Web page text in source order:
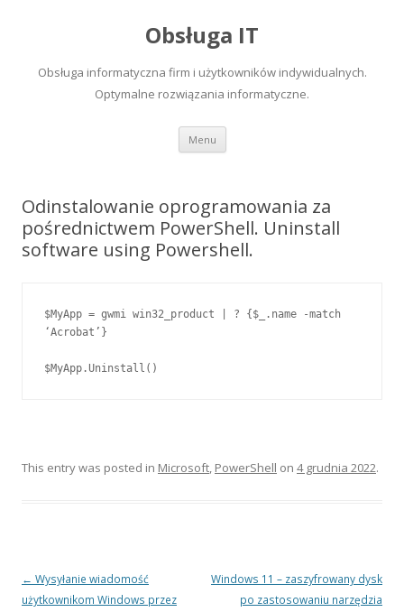
Obsługa IT
Obsługa informatyczna firm i użytkowników indywidualnych.
Optymalne rozwiązania informatyczne.
Menu
Skip to content
Odinstalowanie oprogramowania za
pośrednictwem PowerShell. Uninstall
software using Powershell.
$MyApp = gwmi win32_product | ? {$_.name -match
‘Acrobat’}
$MyApp.Uninstall()
This entry was posted in Microsoft, PowerShell on 4 grudnia 2022.
Post navigation
← Wysyłanie wiadomość
użytkownikom Windows przez
Windows 11 – zaszyfrowany dysk
po zastosowaniu narzędzia